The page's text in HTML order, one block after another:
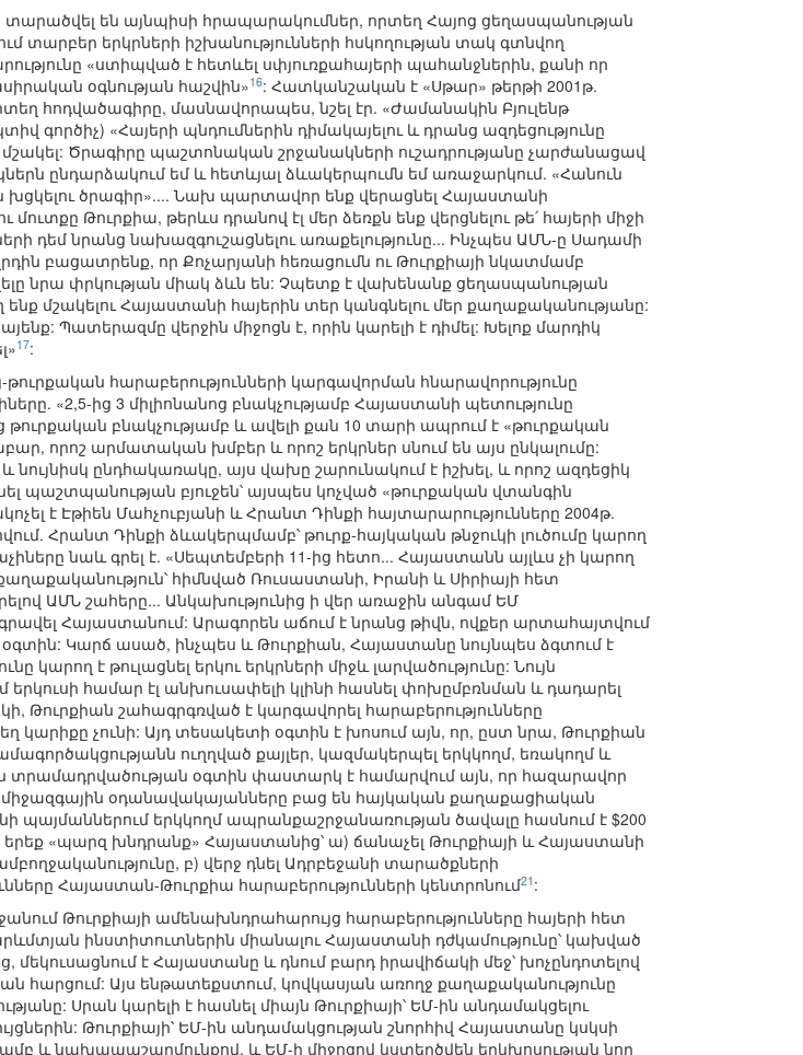
տարածվել են այնպիսի հրապարակումներ, որտեղ Հայոց ցեղասպանության
երկրների իշխանությունների հսկողության տակ գտնվող
«ստիպված է հետևել սփյուռքահայերի պահանջներին, քանի որ
օգնության հաշվին»16: Հատկանշական է «Սթար» թերթի 2001թ.
հոդվածագիրը, մասնավորապես, նշել էր. «Ժամանակին Բյուլենթ
գործիչ) «Հայերի պնդումներին դիմակայելու և դրանց ազդեցությունը
մշակել: Ծրագիրը պաշտոնական շրջանակների ուշադրությանը չարժանացավ
ընդարձակում եմ և հետևյալ ձևակերպումն եմ առաջարկում. «Հանուն
խցկելու ծրագիր».... Նախ պարտավոր ենք վերացնել Հայաստանի
Թուրքիա, թերևս դրանով էլ մեր ձեռքն ենք վերցնելու թե՛ հայերի միջի
դեմ նրանց նախազգուշացնելու առաքելությունը... Ինչպես ԱՄՆ-ը Սադամի
բացատրենք, որ Քոչարյանի հեռացումն ու Թուրքիայի նկատմամբ
նրա փրկության միակ ձևն են: Չպետք է վախենանք ցեղասպանության
մշակելու Հայաստանի հայերին տեր կանգնելու մեր քաղաքականությանը:
Պատերազմը վերջին միջոցն է, որին կարելի է դիմել: Խելոք մարդիկ
17:
հարաբերությունների կարգավորման հնարավորությունը
«2,5-ից 3 միլիոնանոց բնակչությամբ Հայաստանի պետությունը
բնակչությամբ և ավելի քան 10 տարի ապրում է «թուրքական
որոշ արմատական խմբեր և որոշ երկրներ սնում են այս ընկալումը:
ընդհակառակը, այս վախը շարունակում է իշխել, և որոշ ազդեցիկ
պաշտպանության բյուջեն՝ այսպես կոչված «թուրքական վտանգին
է Էթիեն Մահչուբյանի և Հրանտ Դինքի հայտարարությունները 2004թ.
Հրանտ Դինքի ձևակերպմամբ՝ թուրք-հայկական թնջուկի լուծումը կարող
նաև գրել է. «Սեպտեմբերի 11-ից հետո... Հայաստանն այլևս չի կարող
հիմնված Ռուսաստանի, Իրանի և Սիրիայի հետ
ԱՄՆ շահերը... Անկախությունից ի վեր առաջին անգամ ԵՄ
գրավել Հայաստանում: Արագորեն աճում է նրանց թիվն, ովքեր արտահայտվում
Կարճ ասած, ինչպես և Թուրքիան, Հայաստանը նույնպես ձգտում է
կարող է թուլացնել երկու երկրների միջև լարվածությունը: Նույն
համար էլ անխուսափելի կլինի հասնել փոխըմբռնման և դադարել
Թուրքիան շահագրգռված է կարգավորել հարաբերությունները
չունի: Այդ տեսակետի օգտին է խոսում այն, որ, ըստ նրա, Թուրքիան
ուղղված քայլեր, կազմակերպել երկկողմ, եռակողմ և
տրամադրվածության օգտին փաստարկ է համարվում այն, որ հազարավոր
միջազգային օդանավակայանները բաց են հայկական քաղաքացիական
պայմաններում երկկողմ ապրանքաշրջանառության ծավալը հասնում է $200
երեք «պարզ խնդրանք» Հայաստանից՝ ա) ճանաչել Թուրքիայի և Հայաստանի
բ) վերջ դնել Ադրբեջանի տարածքների
Հայաստան-Թուրքիա հարաբերությունների կենտրոնում21 :
Թուրքիայի ամենախնդրահարույց հարաբերությունները հայերի հետ
ինստիտուտներին միանալու Հայաստանի դժկամությունը՝ կախված
է Հայաստանը և դնում բարդ իրավիճակի մեջ՝ խոչընդոտելով
հարցում: Այս ենթատեքստում, կովկասյան առողջ քաղաքականությունը
Սրան կարելի է հասնել միայն Թուրքիայի՝ ԵՄ-ին անդամակցելու
Թուրքիայի՝ ԵՄ-ին անդամակցության շնորհիվ Հայաստանը կսկսի
և նախապաշարմունքով, և ԵՄ-ի միջոցով կստեղծվեն երկխոսության նոր